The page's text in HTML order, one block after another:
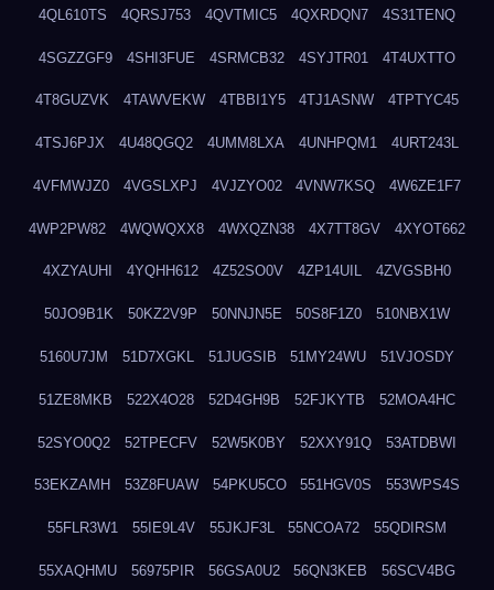
4QL610TS 4QRSJ753 4QVTMIC5 4QXRDQN7 4S31TENQ
4SGZZGF9 4SHI3FUE 4SRMCB32 4SYJTR01 4T4UXTTO
4T8GUZVK 4TAWVEKW 4TBBI1Y5 4TJ1ASNW 4TPTYC45
4TSJ6PJX 4U48QGQ2 4UMM8LXA 4UNHPQM1 4URT243L
4VFMWJZ0 4VGSLXPJ 4VJZYO02 4VNW7KSQ 4W6ZE1F7
4WP2PW82 4WQWQXX8 4WXQZN38 4X7TT8GV 4XYOT662
4XZYAUHI 4YQHH612 4Z52SO0V 4ZP14UIL 4ZVGSBH0
50JO9B1K 50KZ2V9P 50NNJN5E 50S8F1Z0 510NBX1W
5160U7JM 51D7XGKL 51JUGSIB 51MY24WU 51VJOSDY
51ZE8MKB 522X4O28 52D4GH9B 52FJKYTB 52MOA4HC
52SYO0Q2 52TPECFV 52W5K0BY 52XXY91Q 53ATDBWI
53EKZAMH 53Z8FUAW 54PKU5CO 551HGV0S 553WPS4S
55FLR3W1 55IE9L4V 55JKJF3L 55NCOA72 55QDIRSM
55XAQHMU 56975PIR 56GSA0U2 56QN3KEB 56SCV4BG